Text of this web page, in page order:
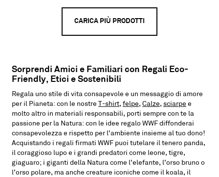
CARICA PIÙ PRODOTTI
Sorprendi Amici e Familiari con Regali Eco-
Friendly, Etici e Sostenibili
Regala uno stile di vita consapevole e un messaggio di amore
per il Pianeta: con le nostre T-shirt, felpe, Calze, sciarpe e
molto altro in materiali responsabili, porti sempre con te la
passione per la Natura: con le idee regalo WWF diffonderai
consapevolezza e rispetto per l'ambiente insieme al tuo dono!
Acquistando i regali firmati WWF puoi tutelare il tenero panda,
il coraggioso lupo e i grandi predatori come leone, tigre,
giaguaro; i giganti della Natura come l’elefante, l’orso bruno o
l’orso polare, ma anche creature iconiche come il koala, il